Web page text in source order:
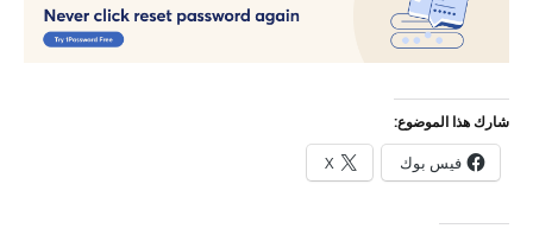
شارك هذا الموضوع:
فيس بوك X